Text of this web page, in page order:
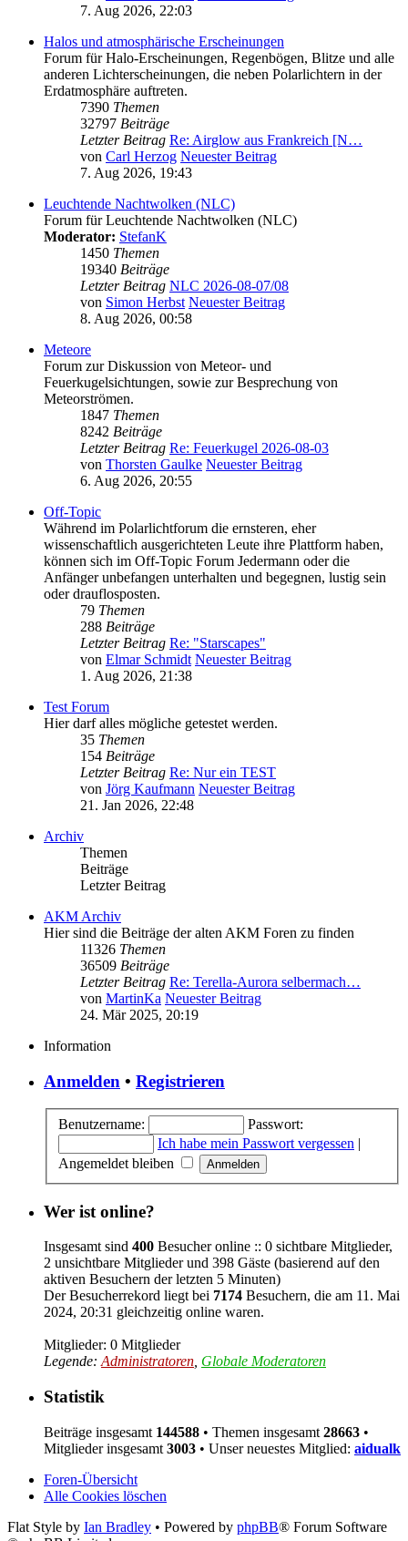
7. Aug 2026, 22:03
Halos und atmosphärische Erscheinungen
Forum für Halo-Erscheinungen, Regenbögen, Blitze und alle
anderen Lichterscheinungen, die neben Polarlichtern in der
Erdatmosphäre auftreten.
7390 Themen
32797 Beiträge
Letzter Beitrag Re: Airglow aus Frankreich [N…
von Carl Herzog Neuester Beitrag
7. Aug 2026, 19:43
Leuchtende Nachtwolken (NLC)
Forum für Leuchtende Nachtwolken (NLC)
Moderator: StefanK
1450 Themen
19340 Beiträge
Letzter Beitrag NLC 2026-08-07/08
von Simon Herbst Neuester Beitrag
8. Aug 2026, 00:58
Meteore
Forum zur Diskussion von Meteor- und
Feuerkugelsichtungen, sowie zur Besprechung von
Meteorströmen.
1847 Themen
8242 Beiträge
Letzter Beitrag Re: Feuerkugel 2026-08-03
von Thorsten Gaulke Neuester Beitrag
6. Aug 2026, 20:55
Off-Topic
Während im Polarlichtforum die ernsteren, eher
wissenschaftlich ausgerichteten Leute ihre Plattform haben,
können sich im Off-Topic Forum Jedermann oder die
Anfänger unbefangen unterhalten und begegnen, lustig sein
oder drauflosposten.
79 Themen
288 Beiträge
Letzter Beitrag Re: "Starscapes"
von Elmar Schmidt Neuester Beitrag
1. Aug 2026, 21:38
Test Forum
Hier darf alles mögliche getestet werden.
35 Themen
154 Beiträge
Letzter Beitrag Re: Nur ein TEST
von Jörg Kaufmann Neuester Beitrag
21. Jan 2026, 22:48
Archiv
Themen
Beiträge
Letzter Beitrag
AKM Archiv
Hier sind die Beiträge der alten AKM Foren zu finden
11326 Themen
36509 Beiträge
Letzter Beitrag Re: Terella-Aurora selbermach…
von MartinKa Neuester Beitrag
24. Mär 2025, 20:19
Information
Anmelden • Registrieren
Benutzername:
Passwort:
Ich habe mein Passwort vergessen |
Angemeldet bleiben
Wer ist online?
Insgesamt sind 400 Besucher online :: 0 sichtbare Mitglieder,
2 unsichtbare Mitglieder und 398 Gäste (basierend auf den
aktiven Besuchern der letzten 5 Minuten)
Der Besucherrekord liegt bei 7174 Besuchern, die am 11. Mai
2024, 20:31 gleichzeitig online waren.
Mitglieder: 0 Mitglieder
Legende: Administratoren Globale Moderatoren
Statistik
Beiträge insgesamt 144588 • Themen insgesamt 28663 •
Mitglieder insgesamt 3003 • Unser neuestes Mitglied: aidualk
Foren-Übersicht
Alle Cookies löschen
Flat Style by Ian Bradley • Powered by phpBB® Forum Software